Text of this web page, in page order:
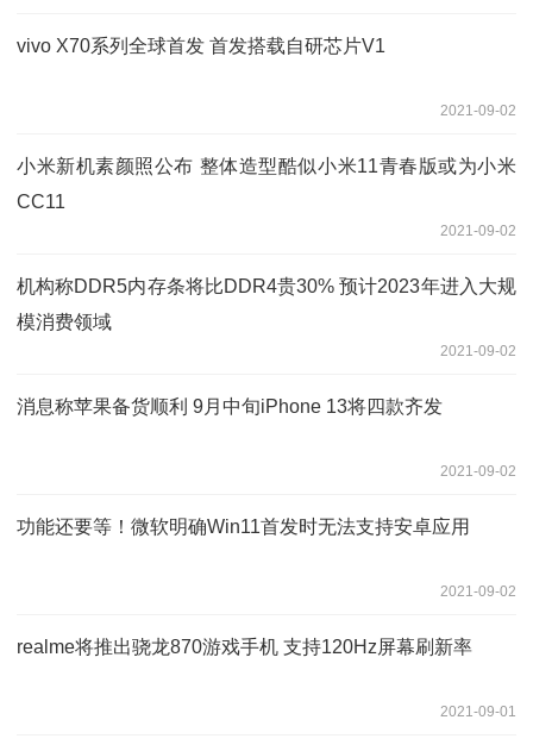
vivo X70系列全球首发 首发搭载自研芯片V1
2021-09-02
小米新机素颜照公布 整体造型酷似小米11青春版或为小米
CC11
2021-09-02
机构称DDR5内存条将比DDR4贵30% 预计2023年进入大规
模消费领域
2021-09-02
消息称苹果备货顺利 9月中旬iPhone 13将四款齐发
2021-09-02
功能还要等！微软明确Win11首发时无法支持安卓应用
2021-09-02
realme将推出骁龙870游戏手机 支持120Hz屏幕刷新率
2021-09-01